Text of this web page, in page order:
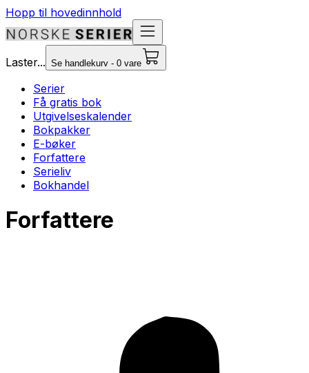
Hopp til hovedinnhold
Laster... Se handlekurv - 0 vare
Serier
Få gratis bok
Utgivelseskalender
Bokpakker
E-bøker
Forfattere
Serieliv
Bokhandel
Forfattere